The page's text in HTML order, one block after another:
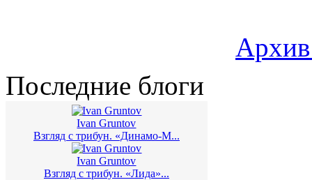
Последние блоги
Ivan Gruntov
Взгляд с трибун. «Динамо-М...
Ivan Gruntov
Взгляд с трибун. «Лида»...